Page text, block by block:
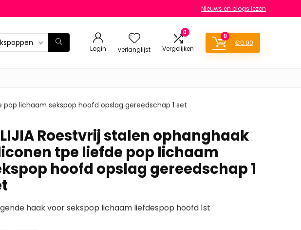
Nieuws en blogs lezen
Login verlanglijst
0
Vergelijken
0
€0.00
pop lichaam sekspop hoofd opslag gereedschap 1 set
Roestvrij stalen ophanghaak
tpe liefde pop lichaam
hoofd opslag gereedschap 1
haak voor sekspop lichaam liefdespop hoofd 1st